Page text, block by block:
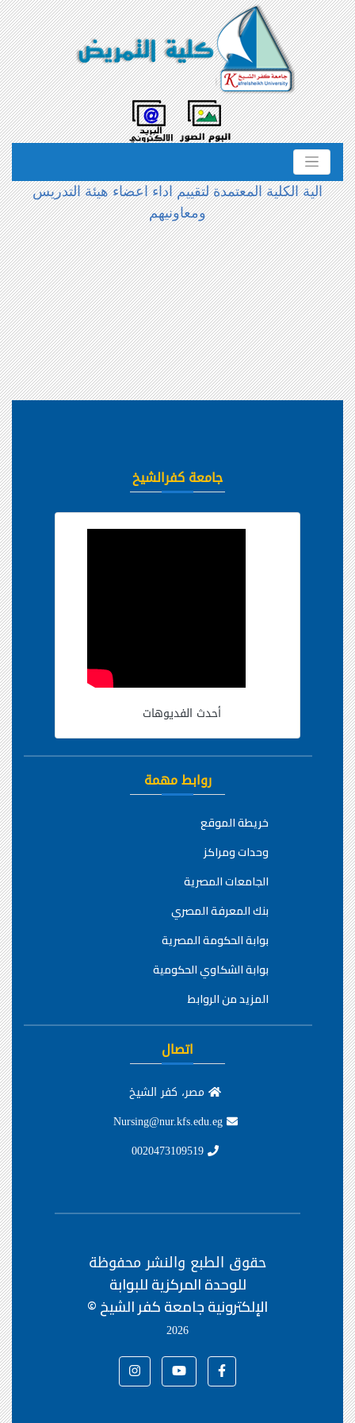
الية الكلية المعتمدة لتقييم اداء اعضاء هيئة التدريس
ومعاونيهم
جامعة كفرالشيخ
أحدث الفديوهات
روابط مهمة
خريطة الموقع
وحدات ومراكز
الجامعات المصرية
بنك المعرفة المصري
بوابة الحكومة المصرية
بوابة الشكاوي الحكومية
المزيد من الروابط
اتصال
مصر، كفر الشيخ
Nursing@nur.kfs.edu.eg
حقوق الطبع والنشر محفوظة
للوحدة المركزية للبوابة
الإلكترونية جامعة كفر الشيخ ©
2026